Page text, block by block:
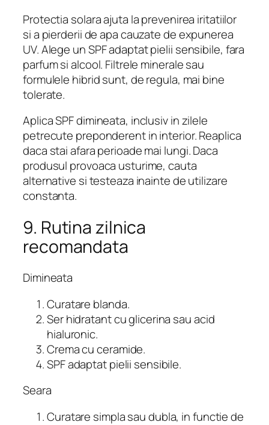
Protectia solara ajuta la prevenirea iritatiilor
si a pierderii de apa cauzate de expunerea
UV. Alege un SPF adaptat pielii sensibile, fara
parfum si alcool. Filtrele minerale sau
formulele hibrid sunt, de regula, mai bine
tolerate.
Aplica SPF dimineata, inclusiv in zilele
petrecute preponderent in interior. Reaplica
daca stai afara perioade mai lungi. Daca
produsul provoaca usturime, cauta
alternative si testeaza inainte de utilizare
constanta.
9. Rutina zilnica
recomandata
Dimineata
Curatare blanda.
Ser hidratant cu glicerina sau acid
hialuronic.
Crema cu ceramide.
SPF adaptat pielii sensibile.
Seara
Curatare simpla sau dubla, in functie de